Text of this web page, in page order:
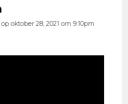
op oktober 28, 2021 om 9:10pm